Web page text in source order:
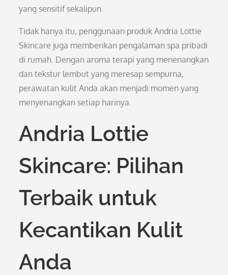
yang sensitif sekalipun.
Tidak hanya itu, penggunaan produk Andria Lottie
Skincare juga memberikan pengalaman spa pribadi
di rumah. Dengan aroma terapi yang menenangkan
dan tekstur lembut yang meresap sempurna,
perawatan kulit Anda akan menjadi momen yang
menyenangkan setiap harinya.
Andria Lottie
Skincare: Pilihan
Terbaik untuk
Kecantikan Kulit
Anda